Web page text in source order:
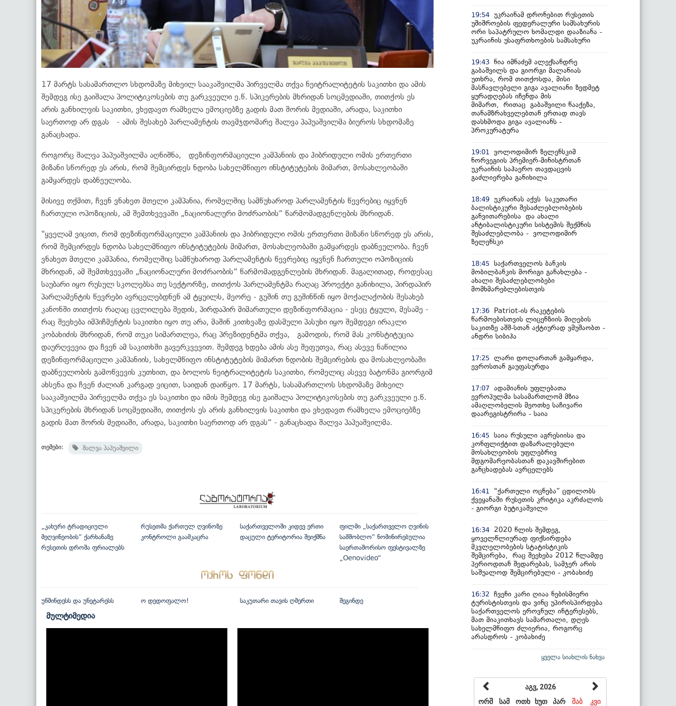
17 მარტს სასამართლო სხდომაზე მიხეილ სააკაშვილმა პირველმა თქვა ნეიტრალიტეტის საკითხი და ამის
შემდეგ ისე გაიშალა პოლიტიკოსების თუ გარკვეული ე.წ. სპიკერების მხრიდან სოცმედიაში, თითქოს ეს
არის განხილვის საკითხი, ვხედავთ რამხელა ემოციებზე გადის მათ შორის მედიაში, არადა, საკითხი
საერთოდ არ დგას - ამის შესახებ პარლამენტის თავმჯდომარე შალვა პაპუაშვილმა ბიუროს სხდომაზე
განაცხადა.
როგორც შალვა პაპუაშვილმა აღნიშნა, დეზინფორმაციული კამპანიის და ჰიბრიდული ომის ერთერთი
მიზანი სწორედ ეს არის, რომ შემცირდეს ნდობა სახელმწიფო ინსტიტუტების მიმართ, მოსახლეობაში
გამყარდეს დაბნეულობა.
მისივე თქმით, ჩვენ ვნახეთ მთელი კამპანია, რომელშიც სამწუხაროდ პარლამენტის წევრებიც იყვნენ
ჩართული ოპოზიციის, ამ შემთხვევაში „ნაციონალური მოძრაობის“ წარმომადგენლების მხრიდან.
"ყველამ ვიცით, რომ დეზინფორმაციული კამპანიის და ჰიბრიდული ომის ერთერთი მიზანი სწორედ ეს არის,
რომ შემცირდეს ნდობა სახელმწიფო ინსტიტუტების მიმართ, მოსახლეობაში გამყარდეს დაბნეულობა. ჩვენ
ვნახეთ მთელი კამპანია, რომელშიც სამწუხაროდ პარლამენტის წევრებიც იყვნენ ჩართული ოპოზიციის
მხრიდან, ამ შემთხვევაში „ნაციონალური მოძრაობის“ წარმომადგენლების მხრიდან. მაგალითად, როდესაც
საუბარი იყო რუსულ სკოლებსა თუ სექტორზე, თითქოს პარლამენტმა რაღაც პროექტი განიხილა, პირდაპირ
პარლამენტის წევრები ავრცელებდნენ ამ ტყუილს, მეორე - გუშინ თუ გუშინწინ იყო მოქალაქობის შესახებ
კანონში თითქოს რაღაც ცვლილება შედის, პირდაპირ მიმართული დეზინფორმაცია - ესეც ტყული, მესამე -
რაც შეეხება იმპიჩმენტის საკითხი იყო თუ არა, მაშინ კითხვაზე დასმული პასუხი იყო შემდეგი ირაკლი
კობახიძის მხრიდან, რომ თუკი სიმართლეა, რაც პრეზიდენტმა თქვა, გამოდის, რომ მას კონსტიტუცია
დაურღვევია და ჩვენ ამ საკითხში გავერკვევით. შემდეგ ხდება ამის ასე შეფუთვა, რაც ასევე ნაწილია
დეზინფორმაციული კამპანიის, სახელმწიფო ინსტიტუტების მიმართ ნდობის შემცირების და მოსახლეობაში
დაბნეულობის გამოწვევის კუთხით, და ბოლოს ნეიტრალიტეტის საკითხი, რომელიც ასევე ბატონმა გიორგიმ
ახსენა და ჩვენ ძალიან კარგად ვიცით, საიდან დაიწყო. 17 მარტს, სასამართლოს სხდომაზე მიხეილ
სააკაშვილმა პირველმა თქვა ეს საკითხი და იმის შემდეგ ისე გაიშალა პოლიტიკოსების თუ გარკვეული ე.წ.
სპიკერების მხრიდან სოცმედიაში, თითქოს ეს არის განხილვის საკითხი და ვხედავთ რამხელა ემოციებზე
გადის მათ შორის მედიაში, არადა, საკითხი საერთოდ არ დგას“ - განაცხადა შალვა პაპუაშვილმა.
თემები: შალვა პაპუაშვილი
„კახური ტრადიციული
მეღვინეობის“ ქარხანაზე
რუსეთის დროშა ფრიალებს
რუსეთმა ქართულ ღვინოზე
კონტროლი გაამკაცრა
საქართველოში კიდევ ერთი
დაცული ტერიტორია შეიქმნა
ფილმი „საქართველო ღვინის
სამშობლო“ ნომინირებულია
საერთაშორისო ფესტივალზე
„Oenovideo“
უწმინდესს და უნეტარესს ო დედოფალო! საკუთარი თავის ღმერთი შეგინდე
მულტიმედია
19:54 უკრაინამ დრონებით რუსეთის
უშიშროების ფედერალური სამსახურის
ორი საპატრულო ხომალდი დააზიანა -
უკრაინის უსაფრთხოების სამსახური
19:43 ნია იმნაძემ ალექსანდრე
გაბაშვილს და გიორგი მალანიას
უთხრა, რომ თითქოსდა, მისი
მასწავლებელი გიგა ავალიანი ზედმეტ
ყურადღებას იჩენდა მის
მიმართ, რითაც გაბაშვილი წააქეზა,
თანამზრახველებთან ერთად თავს
დასხმოდა გიგა ავალიანს -
პროკურატურა
19:01
ვოლოდიმირ ზელენსკიმ
ნორვეგიის პრემიერ-მინისტრთან
უკრაინის საჰაერო თავდაცვის
გაძლიერება განიხილა
18:49 უკრაინას აქვს საკუთარი
ბალისტიკური შესაძლებლობების
განვითარებისა და ახალი
ანტიბალისტიკური სისტემის შექმნის
შესაძლებლობა - ვოლოდიმირ
ზელენსკი
18:45 საქართველოს ბანკის
მობილბანკის მორიგი განახლება -
ახალი შესაძლებლობები
მომხმარებლებისთვის
17:36
Patriot-ის რაკეტების
წარმოებისთვის ლიცენზიის მიღების
საკითზე აშშ-სთან აქტიურად ვმუშაობთ -
ანდრი სიბიჰა
17:25 ლარი დოლართან გამყარდა,
ევროსთან გაუფასურდა
17:07 ადამიანის უფლებათა
ევროპულმა სასამართლომ მზია
ამაღლობელის მეოთხე საჩივარი
დაარეგისტრირა - საია
16:45 საია რუსული აგრესიისა და
კონფლიქტით დაზარალებული
მოსახლეობის უფლებრივ
მდგომარეობასთან დაკავშირებით
განცხადებას ავრცელებს
16:41
"ქართული ოცნება“ ცდილობს
ქვეყანაში რუსეთის კრიტიკა აკრძალოს
- გიორგი ბუტიკაშვილი
16:34
2020 წლის შემდეგ,
ყოველწლიურად ფიქსირდება
მკვლელობების სტატისტიკის
შემცირება, რაც შეეხება 2012 წლამდე
პერიოდთან შედარებას, სამჯერ არის
საშუალოდ შემცირებული - კობახიძე
16:32
ჩვენი კარი ღიაა ნებისმიერი
ტურისტისთვის და ვინც უპირისპირდება
საქართველოს ეროვნულ ინტერესებს,
მათ მიაკითხავს სამართალი, დღეს
სახელმწიფო ძლიერია, როგორც
არასდროს - კობახიძე
ყველა სიახლის ნახვა
აგვ, 2026
ორშ
სამ ოთხ ხუთ პარ შაბ
კვი